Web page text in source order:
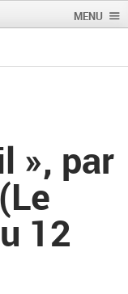
MENU
», par
12